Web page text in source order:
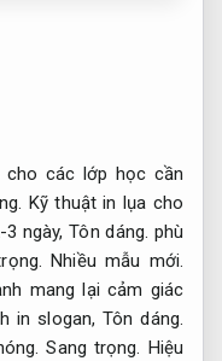
cho các lớp học cần
Kỹ thuật in lụa cho
3 ngày,Tôn dáng. phù
Nhiều mẫu mới.
mang lại cảm giác
in slogan,Tôn dáng.
Sang trọng. Hiệu